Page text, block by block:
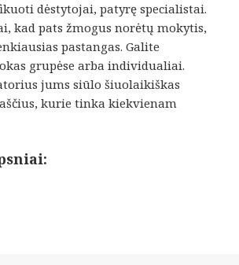
dėstytojai, patyrę specialistai.
kad pats žmogus norėtų mokytis,
pastangas. Galite
grupėse arba individualiai.
jums siūlo šiuolaikiškas
kurie tinka kiekvienam